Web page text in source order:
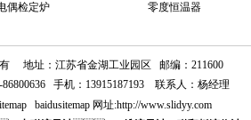
偶检定炉 零度恒温器
地址：江苏省金湖工业园区 邮编： 211600
86800636 手机： 13915187193 联系人：杨经理
baidusitemap 网址:http://www.slidyy.com